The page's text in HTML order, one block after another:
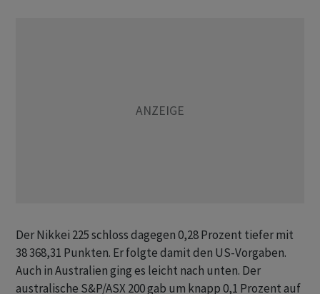
Der Nikkei 225 schloss dagegen 0,28 Prozent tiefer mit
38 368,31 Punkten. Er folgte damit den US-Vorgaben.
Auch in Australien ging es leicht nach unten. Der
australische S&P/ASX 200 gab um knapp 0,1 Prozent auf